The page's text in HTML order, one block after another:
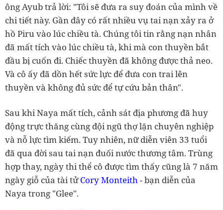
ông Ayub trả lời: "Tôi sẽ đưa ra suy đoán của mình về
chi tiết này. Gần đây có rất nhiều vụ tai nạn xảy ra ở
hồ Piru vào lúc chiều tà. Chúng tôi tin rằng nạn nhân
đã mất tích vào lúc chiều tà, khi mà con thuyền bắt
đầu bị cuốn đi. Chiếc thuyền đã không được thả neo.
Và cô ấy đã dồn hết sức lực để đưa con trai lên
thuyền và không đủ sức để tự cứu bản thân".
Sau khi Naya mất tích, cảnh sát địa phương đã huy
động trực thăng cùng đội ngũ thợ lặn chuyên nghiệp
và nỗ lực tìm kiếm. Tuy nhiên, nữ diễn viên 33 tuổi
đã qua đời sau tai nạn đuối nước thương tâm. Trùng
hợp thay, ngày thi thể cô được tìm thấy cũng là 7 năm
ngày giỗ của tài tửCory Monteith- bạn diễn của
Naya trong "Glee".